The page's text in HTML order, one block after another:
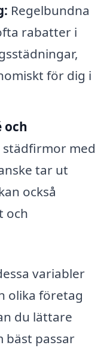
Regelbundna
rabatter i
för dig i
och
städfirmor med
tar ut
också
och
variabler
olika företag
du lättare
bäst passar